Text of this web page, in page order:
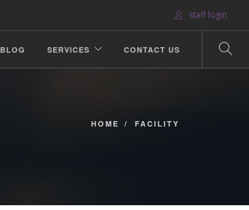
staff login
BLOG SERVICES CONTACT US
HOME FACILITY